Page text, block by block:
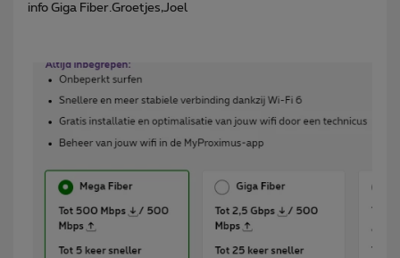
info Giga Fiber.Groetjes,Joel